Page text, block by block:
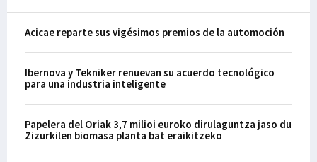
Acicae reparte sus vigésimos premios de la automoción
Ibernova y Tekniker renuevan su acuerdo tecnológico
para una industria inteligente
Papelera del Oriak 3,7 milioi euroko dirulaguntza jaso du
Zizurkilen biomasa planta bat eraikitzeko